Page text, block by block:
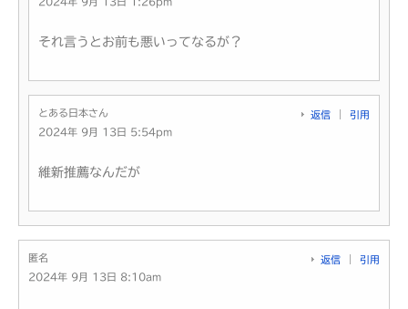
それ言うとお前も悪いってなるが？
とある日本さん
2024年 9月 13日 5:54pm
返信 引用
維新推薦なんだが
匿名
2024年 9月 13日 8:10am
返信 引用